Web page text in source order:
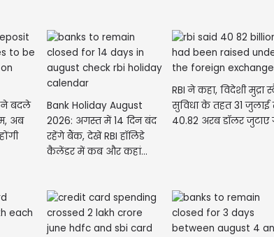
ने बदले
अब
Bank Holiday August
2026: अगस्त में 14 दिन बंद
रहेंगे बैंक, देखें RBI हॉलिडे
कैलेंडर में कब और कहां...
RBI ने कहा, विदेशी मुद्रा
सुविधा के तहत 31
40.82 अरब डॉलर जुटाए